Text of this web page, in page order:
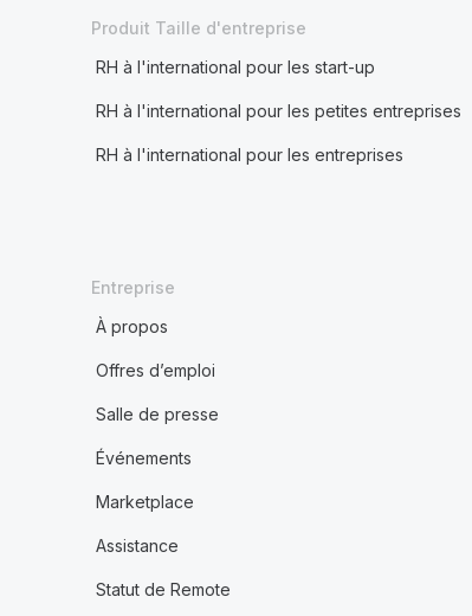
Produit Taille d'entreprise
RH à l'international pour les start-up
RH à l'international pour les petites entreprises
RH à l'international pour les entreprises
Entreprise
À propos
Offres d’emploi
Salle de presse
Événements
Marketplace
Assistance
Statut de Remote